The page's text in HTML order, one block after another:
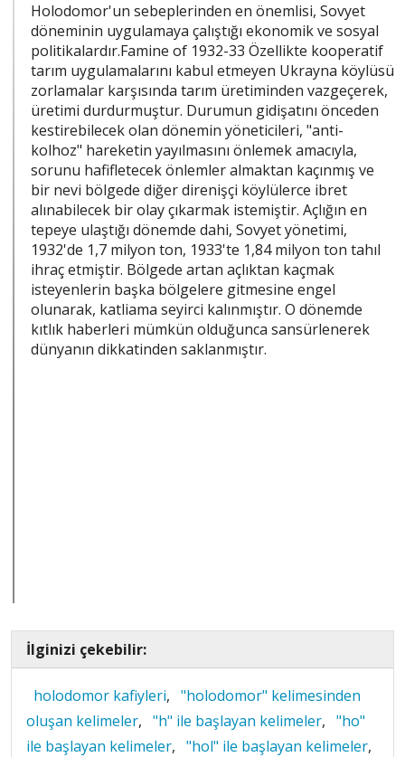
Holodomor'un sebeplerinden en önemlisi, Sovyet
döneminin uygulamaya çalıştığı ekonomik ve sosyal
politikalardır.Famine of 1932-33 Özellikte kooperatif
tarım uygulamalarını kabul etmeyen Ukrayna köylüsü
zorlamalar karşısında tarım üretiminden vazgeçerek,
üretimi durdurmuştur. Durumun gidişatını önceden
kestirebilecek olan dönemin yöneticileri, "anti-
kolhoz" hareketin yayılmasını önlemek amacıyla,
sorunu hafifletecek önlemler almaktan kaçınmış ve
bir nevi bölgede diğer direnişçi köylülerce ibret
alınabilecek bir olay çıkarmak istemiştir. Açlığın en
tepeye ulaştığı dönemde dahi, Sovyet yönetimi,
1932'de 1,7 milyon ton, 1933'te 1,84 milyon ton tahıl
ihraç etmiştir. Bölgede artan açlıktan kaçmak
isteyenlerin başka bölgelere gitmesine engel
olunarak, katliama seyirci kalınmıştır. O dönemde
kıtlık haberleri mümkün olduğunca sansürlenerek
dünyanın dikkatinden saklanmıştır.
İlginizi çekebilir:
holodomor kafiyleri, "holodomor" kelimesinden
oluşan kelimeler, "h" ile başlayan kelimeler, "ho"
ile başlayan kelimeler, "hol" ile başlayan kelimeler,